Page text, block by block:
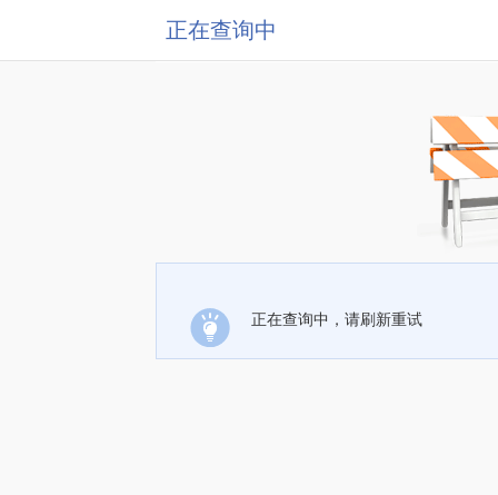
正在查询中
正在查询中，请刷新重试